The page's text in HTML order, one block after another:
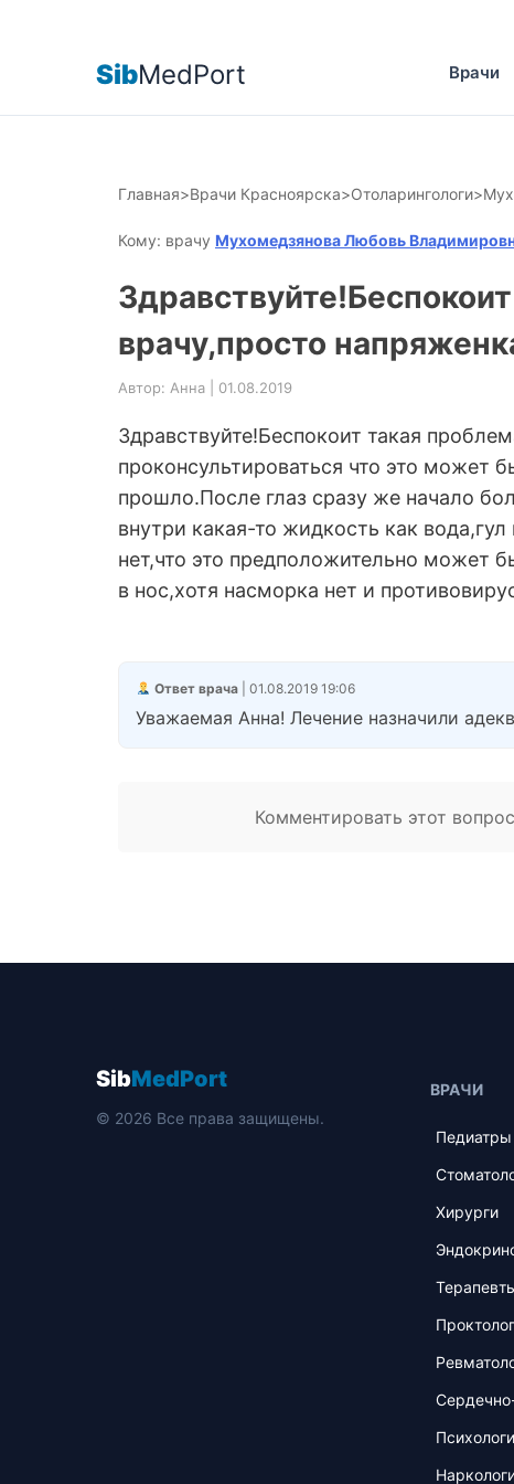
SibMedPort Врачи
Главная>Врачи Красноярска>Отоларингологи>
Кому: врачу Мухомедзянова Любовь
врачу,просто
Автор: Анна | 01.08.2019
Здравствуйте!Беспокоит такая
проконсультироваться что это может
прошло.После глаз сразу же начало
внутри какая-то жидкость как
нет,что это предположительно может
в нос,хотя насморка нет и
Ответ врача| 01.08.2019 19:06
Уважаемая Анна! Лечение назначили
Комментировать этот
SibMedPort
© 2026 Все права защищены.
ВРАЧИ
Педиатры
Хирурги
Психологи